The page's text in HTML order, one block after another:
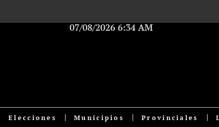
07/08/2026 6:34 AM
Elecciones Municipios Provinciales